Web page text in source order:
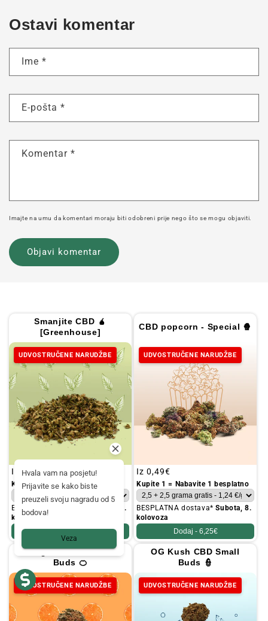
Ostavi komentar
Ime *
E-pošta *
Komentar *
Imajte na umu da komentari moraju biti odobreni prije nego što se mogu objaviti.
Smanjite CBD 🧉
[Greenhouse]
UDVOSTRUČENE NARUDŽBE
Redovna
cijena
Iz 0,19€
Kupite 1 = Nabavite 1 besplatno
BESPLATNA dostava*
Subota, 8.
kolovoza
Dodaj -4,95€
CBD popcorn - Special 🍿
UDVOSTRUČENE NARUDŽBE
Redovna
cijena
Iz 0,49€
Kupite 1 = Nabavite 1 besplatno
BESPLATNA dostava*Subota, 8.
kolovoza
Dodaj - 6,25€
Orange Bud CBD Small
Buds 🍊
UDVOSTRUČENE NARUDŽBE
OG Kush CBD Small
Buds 👮
UDVOSTRUČENE NARUDŽBE
Hvala vam na posjetu!
Prijavite se kako biste
preuzeli svoju nagradu od 5
bodova!
Veza